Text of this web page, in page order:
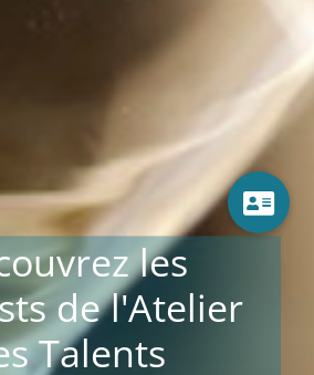
les
de l'Atelier
Talents